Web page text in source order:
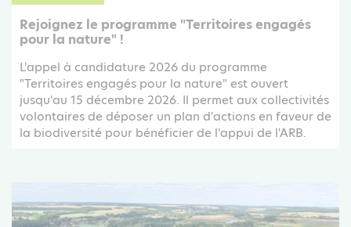
Rejoignez le programme "Territoires engagés
pour la nature" !
L'appel à candidature 2026 du programme
"Territoires engagés pour la nature" est ouvert
jusqu'au 15 décembre 2026. Il permet aux collectivités
volontaires de déposer un plan d'actions en faveur de
la biodiversité pour bénéficier de l'appui de l'ARB.